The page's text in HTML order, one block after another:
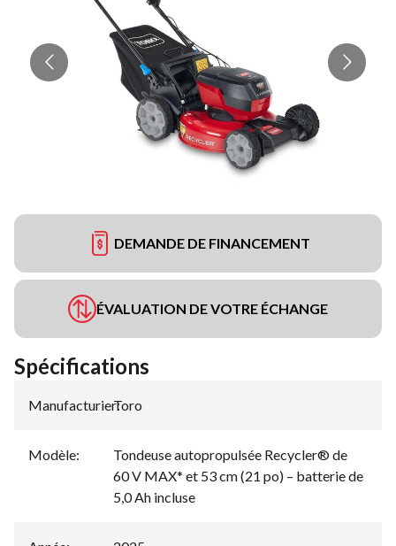
DEMANDE DE FINANCEMENT
ÉVALUATION DE VOTRE ÉCHANGE
Spécifications
Manufacturier:
Toro
Modèle:
Tondeuse autopropulsée Recycler® de
60 V MAX* et 53 cm (21 po) – batterie de
5,0 Ah incluse